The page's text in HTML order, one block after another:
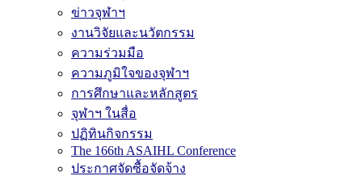
ข่าวจุฬาฯ
งานวิจัยและนวัตกรรม
ความร่วมมือ
ความภูมิใจของจุฬาฯ
การศึกษาและหลักสูตร
จุฬาฯ ในสื่อ
ปฏิทินกิจกรรม
The 166th ASAIHL Conference
ประกาศจัดซื้อจัดจ้าง